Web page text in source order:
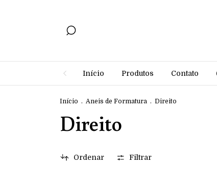
Início Produtos Contato
Início . Aneis de Formatura . Direito
Direito
Ordenar Filtrar